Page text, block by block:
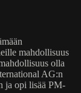
mahdollisuus
olla
AG:n
ja opi lisää PM-